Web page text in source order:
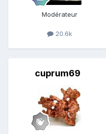
Modérateur
20.6k
cuprum69